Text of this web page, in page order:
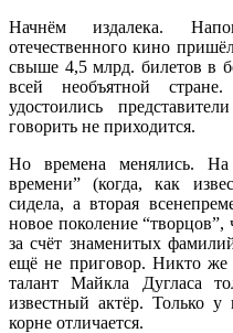
Начнём издалека.
отечественного кино
свыше 4,5 млрд. билетов в
всей необъятной
удостоились
говорить не приходится.
Но времена менялись. На
времени” (когда, как
сидела, а вторая
новое поколение
за счёт знаменитых
ещё не приговор. Никто же
талант Майкла Дугласа
известный актёр. Только
корне отличается.